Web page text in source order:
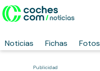
Noticias Fichas Fotos
Publicidad